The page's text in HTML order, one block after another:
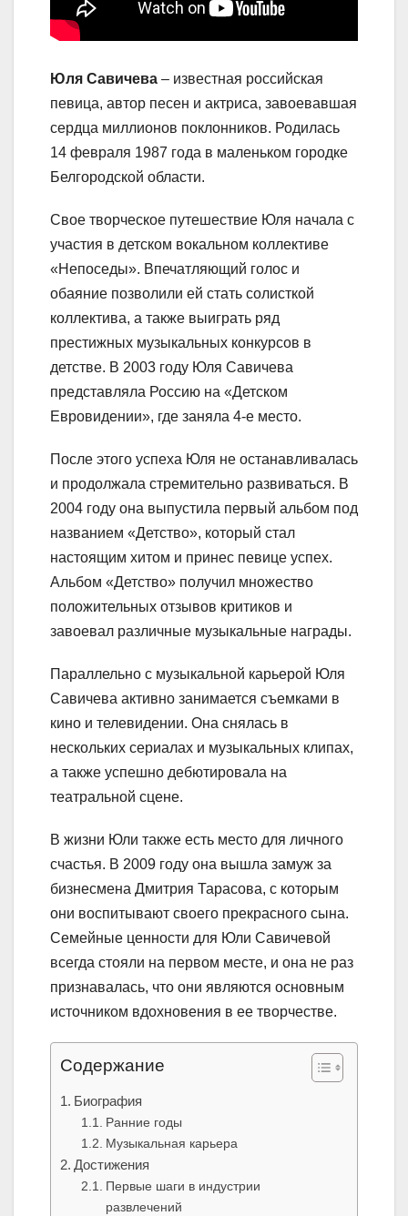
Юля Савичева – известная российская
певица, автор песен и актриса, завоевавшая
сердца миллионов поклонников. Родилась
14 февраля 1987 года в маленьком городке
Белгородской области.
Свое творческое путешествие Юля начала с
участия в детском вокальном коллективе
«Непоседы». Впечатляющий голос и
обаяние позволили ей стать солисткой
коллектива, а также выиграть ряд
престижных музыкальных конкурсов в
детстве. В 2003 году Юля Савичева
представляла Россию на «Детском
Евровидении», где заняла 4-е место.
После этого успеха Юля не останавливалась
и продолжала стремительно развиваться. В
2004 году она выпустила первый альбом под
названием «Детство», который стал
настоящим хитом и принес певице успех.
Альбом «Детство» получил множество
положительных отзывов критиков и
завоевал различные музыкальные награды.
Параллельно с музыкальной карьерой Юля
Савичева активно занимается съемками в
кино и телевидении. Она снялась в
нескольких сериалах и музыкальных клипах,
а также успешно дебютировала на
театральной сцене.
В жизни Юли также есть место для личного
счастья. В 2009 году она вышла замуж за
бизнесмена Дмитрия Тарасова, с которым
они воспитывают своего прекрасного сына.
Семейные ценности для Юли Савичевой
всегда стояли на первом месте, и она не раз
признавалась, что они являются основным
источником вдохновения в ее творчестве.
Содержание
Биография
Ранние годы
Музыкальная карьера
Достижения
Первые шаги в индустрии
развлечений